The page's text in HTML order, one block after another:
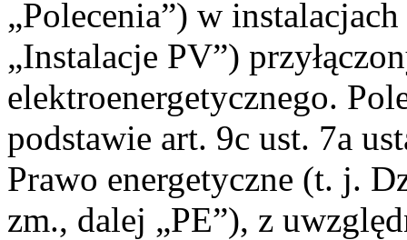
„Polecenia”) w
„Instalacje PV”)
elektroenergetycznego.
podstawie art. 9c ust. 7a
Prawo energetyczne (t. j.
zm., dalej „PE”), z